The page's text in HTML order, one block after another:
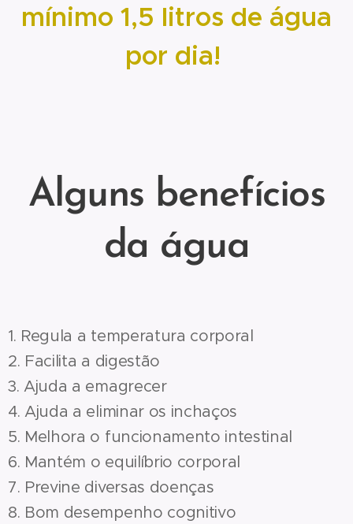
mínimo 1,5 litros de água
por dia!
Alguns benefícios
da água
1. Regula a temperatura corporal
2. Facilita a digestão
3. Ajuda a emagrecer
4. Ajuda a eliminar os inchaços
5. Melhora o funcionamento intestinal
6. Mantém o equilíbrio corporal
7. Previne diversas doenças
8. Bom desempenho cognitivo